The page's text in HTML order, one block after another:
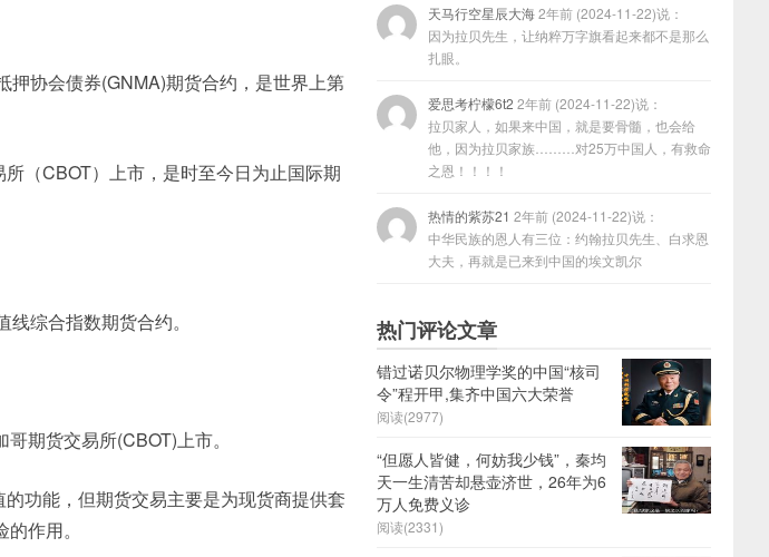
协会债券(GNMA)期货合约，是世界上第
（CBOT）上市，是时至今日为止国际期
综合指数期货合约。
期货交易所(CBOT)上市。
功能，但期货交易主要是为现货商提供套
作用。
天马行空星辰大海2年前 (2024-11-22)说：
因为拉贝先生，让纳粹万字旗看起来都不是那么
扎眼。
爱思考柠檬6t2 2年前 (2024-11-22)说：
拉贝家人，如果来中国，就是要骨髓，也会给
他，因为拉贝家族………对25万中国人，有救命
之恩！！！！
热情的紫苏21 2年前 (2024-11-22)说：
中华民族的恩人有三位：约翰拉贝先生、白求恩
大夫，再就是已来到中国的埃文凯尔
热门评论文章
错过诺贝尔物理学奖的中国“核司
令”程开甲,集齐中国六大荣誉
阅读(2977)
“但愿人皆健，何妨我少钱”，秦均
天一生清苦却悬壶济世，26年为6
万人免费义诊
阅读(2331)